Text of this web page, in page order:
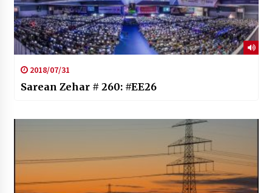
2018/07/31
Sarean Zehar # 260: #EE26